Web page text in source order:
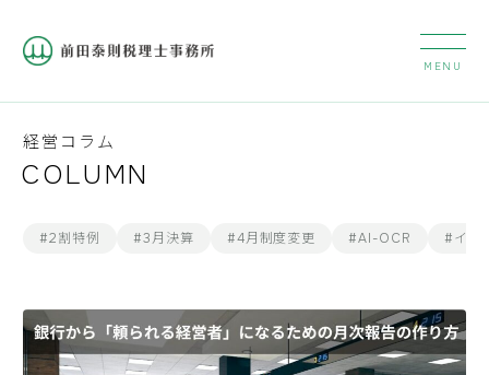
COLUMN
経営コラム
#2割特例 #3月決算 #4月制度変更 #AI-OCR #イン